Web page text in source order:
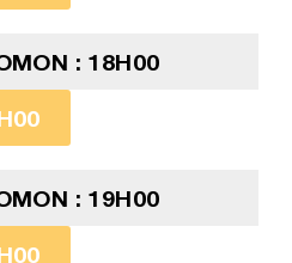
: 18H00
: 19H00